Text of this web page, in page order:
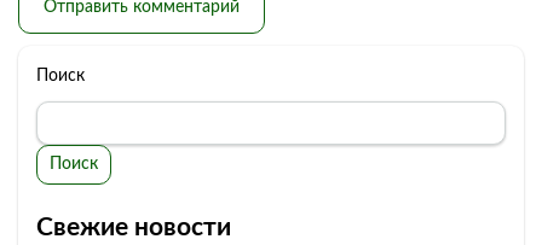
Поиск
Поиск
Свежие новости